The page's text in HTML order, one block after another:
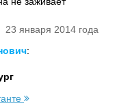
23 января 2014 года
: